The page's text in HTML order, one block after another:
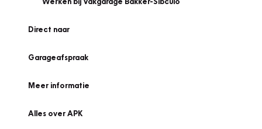
Direct naar
Garageafspraak
Meer informatie
Alles over APK